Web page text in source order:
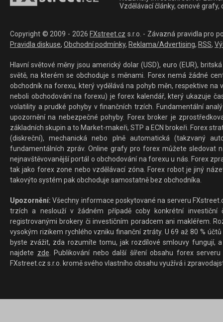
Vzdělávací články, cenové
Copyright © 2009 - 2026 FXstreet.cz s.r.o. - Závazná pravidla pro
Pravidla diskuse, Obchodní podmínky, Reklama/Advertising, RSS,
Hlavní světové měny jsou americký dolar (USD), euro (EUR),
světě, na kterém se obchoduje s měnami. Forex nemá žádné
obchodník na forexu, který vydělává na pohyb měn, respektive
neboli obchodování na forexu) je forex kalendář, který ukazuje
volatility a prudké pohyby v finančních trzích. Fundamentální
upozornění na nebezpečné pohyby. Forex broker je
základních skupin a to Market-makeři, STP a ECN brokeři. Forex
(diskreční), mechanická nebo plně automatická (takzvaný
fundamentálních zpráv. Online grafy pro forex můžete sledovat
nejnavštěvovanější portál o obchodování na forexu u nás. Forex
tak jako forex zone nebo vzdělávací zóna. Forex robot je jiný
takovýto systém pak obchoduje samostatně bez obchodníka.
Upozornění: Všechny informace poskytované na serveru
trzích a neslouží v žádném případě coby konkrétní investiční
registrovanými brokery či investičním poradcem ani makléřem.
vysokým rizikem rychlého vzniku finanční ztráty. U 69 až 80 %
byste zvážit, zda rozumíte tomu, jak rozdílové smlouvy fungují,
najdete zde. Publikování nebo další šíření obsahu forex
FXstreet.cz s.r.o. kromě svého vlastního obsahu využívá i